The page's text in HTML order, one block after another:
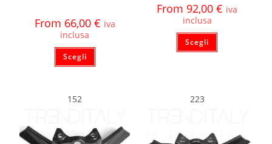
From 66,00 € iva
inclusa
Scegli
From 92,00€ iva
inclusa
Scegli
152 223